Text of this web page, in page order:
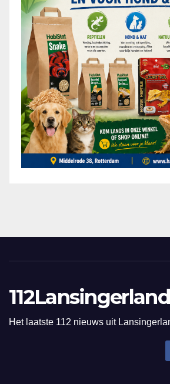
112Lansingerland
Het laatste 112 nieuws uit